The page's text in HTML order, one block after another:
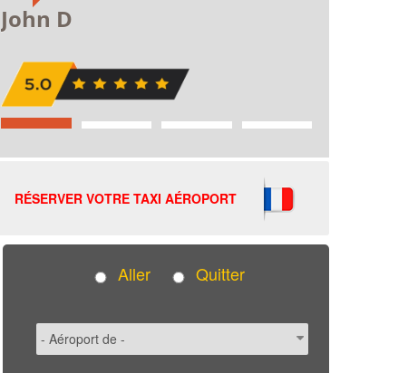
RÉSERVER VOTRE TAXI AÉROPORT
Aller Quitter